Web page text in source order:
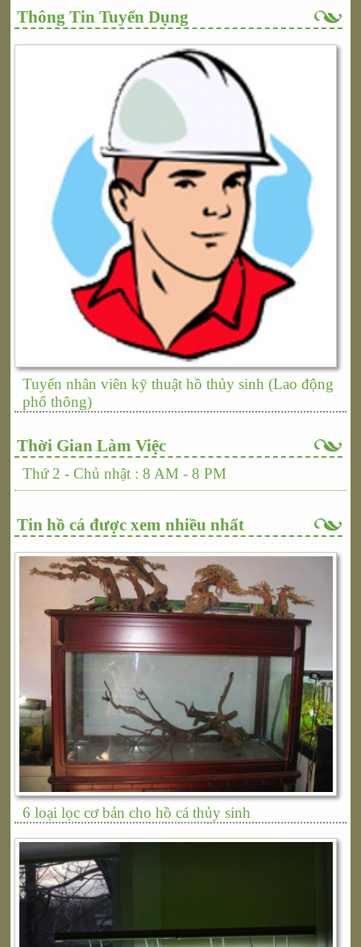
Thông Tin Tuyển Dụng
Tuyển nhân viên kỹ thuật hồ thủy sinh (Lao động
phổ thông)
Thời Gian Làm Việc
Thứ 2 - Chủ nhật : 8 AM - 8 PM
Tin hồ cá được xem nhiều nhất
6 loại lọc cơ bản cho hồ cá thủy sinh